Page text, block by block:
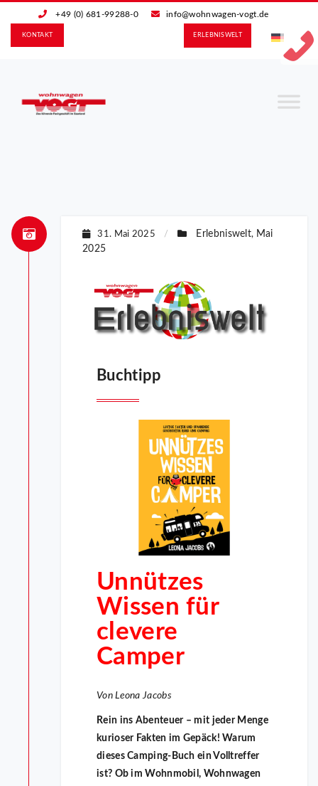
+49 (0) 681-99288-0 info@wohnwagen-vogt.de
ERLEBNIS­WELT
KONTAKT
31. Mai 2025 / Erlebniswelt, Mai
2025
Buchtipp
Unnützes
Wissen für
clevere
Camper
Von Leona Jacobs
Rein ins Abenteuer – mit jeder Menge
kurioser Fakten im Gepäck! Warum
dieses Camping-Buch ein Volltreffer
ist? Ob im Wohnmobil, Wohnwagen